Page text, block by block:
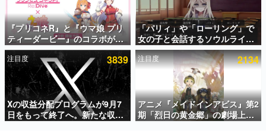
アプリセール情報
インタビュー
連載・特集一覧
殿堂入り記事
SNS拡散数が数千以上！ ページビュー数万以上！ などな
ど。多くの人々に読まれた、電ファミ渾身の“殿堂入り”記
事をまとめました。
『プリコネR』と『ウマ娘 プリ
ティーダービー』のコラボが決
定！“最大170連無料”の8.5周年
キャンペーンなども発表
「パリィ」や「ローリング」で
女の子と会話するソウルライク
恋愛ゲーム『小早川さんはソウ
ルライク』無料公開。返事に失
敗すると「YOU DIED」
注目度 3839
Xの収益分配プログラムが9月7
日をもって終了へ。新たな収益
化制度「Original Content
注目度 2134
アニメ『メイドインアビス』第2
期「烈日の黄金郷」の劇場上映
が決定！レグ役・伊瀬茉莉也さ